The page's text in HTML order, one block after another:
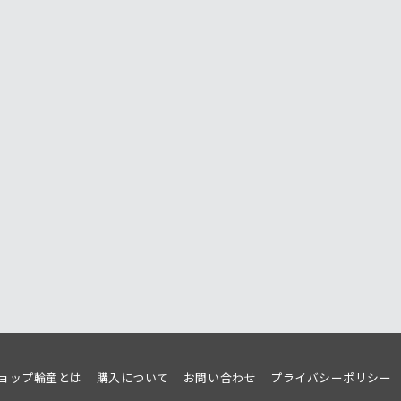
ップ輪童とは 購入について お問い合わせ プライバシーポリシー